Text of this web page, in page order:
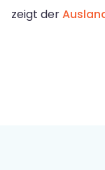
zeigt der